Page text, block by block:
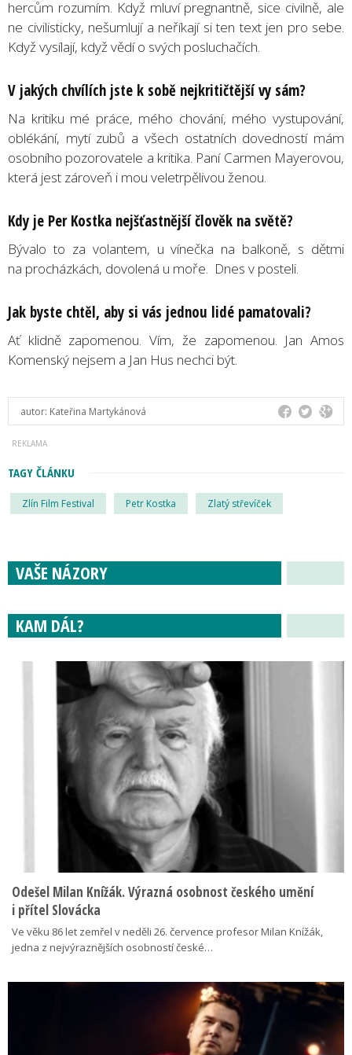
hercům rozumím. Když mluví pregnantně, sice civilně, ale
ne civilisticky, nešumlují a neříkají si ten text jen pro sebe.
Když vysílají, když vědí o svých posluchačích.
V jakých chvílích jste k sobě nejkritičtější vy sám?
Na kritiku mé práce, mého chování, mého vystupování,
oblékání, mytí zubů a všech ostatních dovedností mám
osobního pozorovatele a kritika. Paní Carmen Mayerovou,
která jest zároveň i mou veletrpělivou ženou.
Kdy je Per Kostka nejšťastnější člověk na světě?
Bývalo to za volantem, u vínečka na balkoně, s dětmi
na procházkách, dovolená u moře. Dnes v posteli.
Jak byste chtěl, aby si vás jednou lidé pamatovali?
Ať klidně zapomenou. Vím, že zapomenou. Jan Amos
Komenský nejsem a Jan Hus nechci být.
autor: Kateřina Martykánová
TAGY ČLÁNKU
Zlín Film Festival Petr Kostka Zlatý střevíček
VAŠE NÁZORY
KAM DÁL?
Odešel Milan Knížák. Výrazná osobnost českého umění
i přítel Slovácka
Ve věku 86 let zemřel v neděli 26. července profesor Milan Knížák,
jedna z nejvýraznějších osobností české…